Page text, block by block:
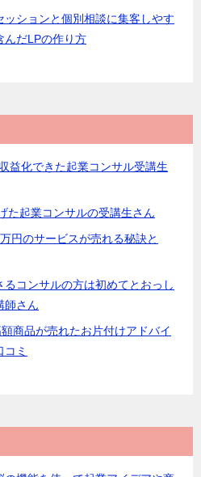
ションと個別相談に集客しやす
んだLPの作り方
益化できた起業コンサル受講生
た起業コンサルの受講生さん
円のサービスが売れる秘訣と
るコンサルの方は初めてとおっし
師さん
商品が売れたお片付けアドバイ
ミ